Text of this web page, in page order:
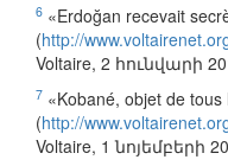
6 «Erdoğan recevait
(http://
Voltaire, 2 հունվարի
7 «Kobané, objet de
(http://
Voltaire, 1 նոյեմբերի